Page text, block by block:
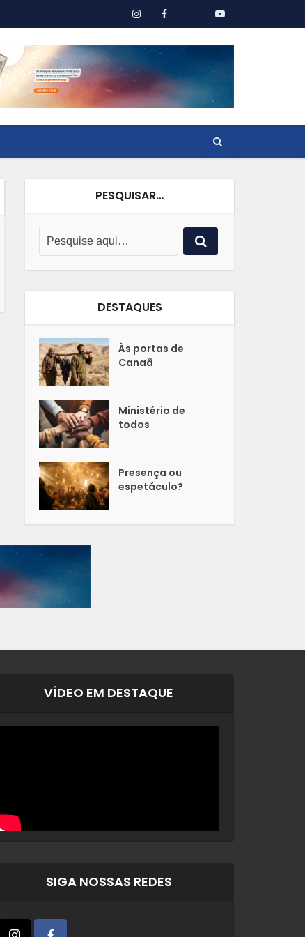
PESQUISAR…
DESTAQUES
Às portas de
Canaã
Ministério de
todos
Presença ou
espetáculo?
VÍDEO EM DESTAQUE
SIGA NOSSAS REDES